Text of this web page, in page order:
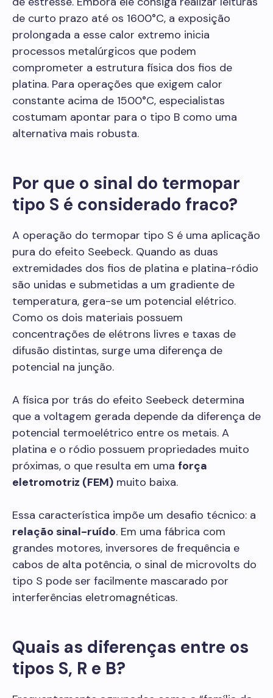
de curto prazo até os 1600°C, a exposição
prolongada a esse calor extremo inicia
processos metalúrgicos que podem
comprometer a estrutura física dos fios de
platina. Para operações que exigem calor
constante acima de 1500°C, especialistas
costumam apontar para o tipo B como uma
alternativa mais robusta.
Por que o sinal do termopar
tipo S é considerado fraco?
A operação do termopar tipo S é uma aplicação
pura do efeito Seebeck. Quando as duas
extremidades dos fios de platina e platina-ródio
são unidas e submetidas a um gradiente de
temperatura, gera-se um potencial elétrico.
Como os dois materiais possuem
concentrações de elétrons livres e taxas de
difusão distintas, surge uma diferença de
potencial na junção.
A física por trás do efeito Seebeck determina
que a voltagem gerada depende da diferença de
potencial termoelétrico entre os metais. A
platina e o ródio possuem propriedades muito
próximas, o que resulta em uma força
eletromotriz (FEM) muito baixa.
Essa característica impõe um desafio técnico: a
relação sinal-ruído. Em uma fábrica com
grandes motores, inversores de frequência e
cabos de alta potência, o sinal de microvolts do
tipo S pode ser facilmente mascarado por
interferências eletromagnéticas.
Quais as diferenças entre os
tipos S, R e B?